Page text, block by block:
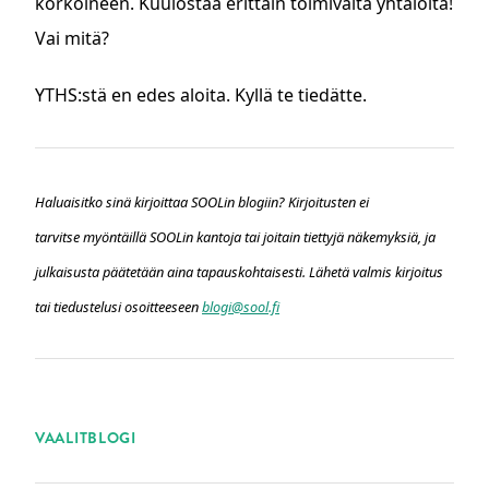
Vai mitä?
YTHS:stä en edes aloita. Kyllä te tiedätte.
Haluaisitko sinä kirjoittaa SOOLin blogiin? Kirjoitusten ei
tarvitse myöntäillä SOOLin kantoja tai joitain tiettyjä näkemyksiä, ja
julkaisusta päätetään aina tapauskohtaisesti. Lähetä valmis kirjoitus
tai tiedustelusi osoitteeseenblogi@sool.fi
VAALITBLOGI